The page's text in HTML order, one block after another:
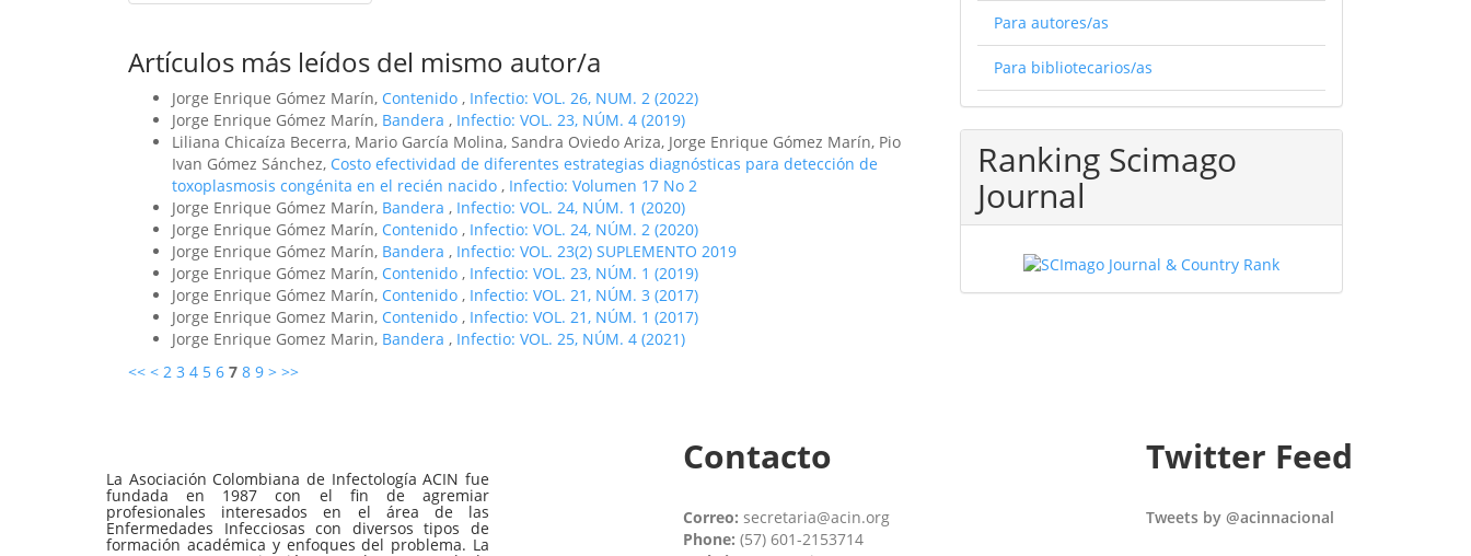
Artículos más leídos del mismo autor/a
Jorge Enrique Gómez Marín, Contenido , Infectio: VOL. 26, NUM. 2 (2022)
Jorge Enrique Gómez Marín, Bandera , Infectio: VOL. 23, NÚM. 4 (2019)
Liliana Chicaíza Becerra, Mario García Molina, Sandra Oviedo Ariza, Jorge Enrique Gómez Marín, Pio
Ivan Gómez Sánchez, Costo efectividad de diferentes estrategias diagnósticas para detección de
toxoplasmosis congénita en el recién nacido , Infectio: Volumen 17 No 2
Jorge Enrique Gómez Marín, Bandera , Infectio: VOL. 24, NÚM. 1 (2020)
Jorge Enrique Gómez Marín, Contenido , Infectio: VOL. 24, NÚM. 2 (2020)
Jorge Enrique Gómez Marín, Bandera , Infectio: VOL. 23(2) SUPLEMENTO 2019
Jorge Enrique Gómez Marín, Contenido , Infectio: VOL. 23, NÚM. 1 (2019)
Jorge Enrique Gómez Marín, Contenido , Infectio: VOL. 21, NÚM. 3 (2017)
Jorge Enrique Gomez Marin, Contenido , Infectio: VOL. 21, NÚM. 1 (2017)
Jorge Enrique Gomez Marin, Bandera , Infectio: VOL. 25, NÚM. 4 (2021)
<< < 2 3 4 5 6 7 8 9 > >>
Para autores/as
Para bibliotecarios/as
Ranking Scimago
Journal
La Asociación Colombiana de Infectología ACIN fue
fundada en 1987 con el fin de agremiar
profesionales interesados en el área de las
Enfermedades Infecciosas con diversos tipos de
formación académica y enfoques del problema. La
Contacto
Correo: secretaria@acin.org
Phone: (57) 601-2153714
Twitter Feed
Tweets by @acinnacional